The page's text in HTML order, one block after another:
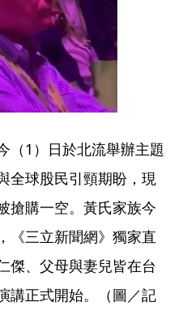
（1）日於北流舉辦主題
全球股民引頸期盼，現
搶購一空。黃氏家族今
《三立新聞網》獨家直
傑、父母與妻兒皆在台
講正式開始。（圖／記